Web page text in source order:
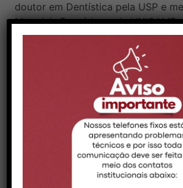
doutor em Dentística pela USP e
Materiais Dentários pela UNICAMP.
Após o intervalo dos
contará com a palestra do Dr. Caio
ES 10222), com o tema “Além da
entendendo e tratando as lesões
especialista abordará as lesões
cariosas (LCNCs), que já superam a
prevalência e representam um dos
desafios clínicos atuais.